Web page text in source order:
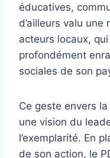
éducatives,
d’ailleurs valu
acteurs locaux,
profondément
sociales de son
Ce geste envers
une vision du
l’exemplarité. En
de son action, le